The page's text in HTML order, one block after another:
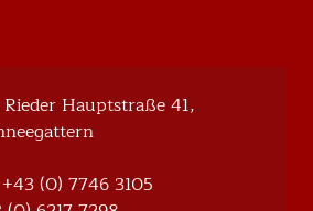
Rieder Hauptstraße 41,
+43 (0) 7746 3105